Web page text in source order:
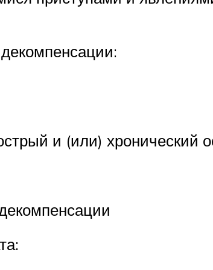
и (или) хронический